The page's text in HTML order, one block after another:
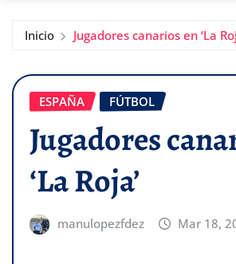
Inicio Jugadores canarios en ‘La
ESPAÑA FÚTBOL
Jugadores
‘La Roja’
manulopezfdez Mar 18,